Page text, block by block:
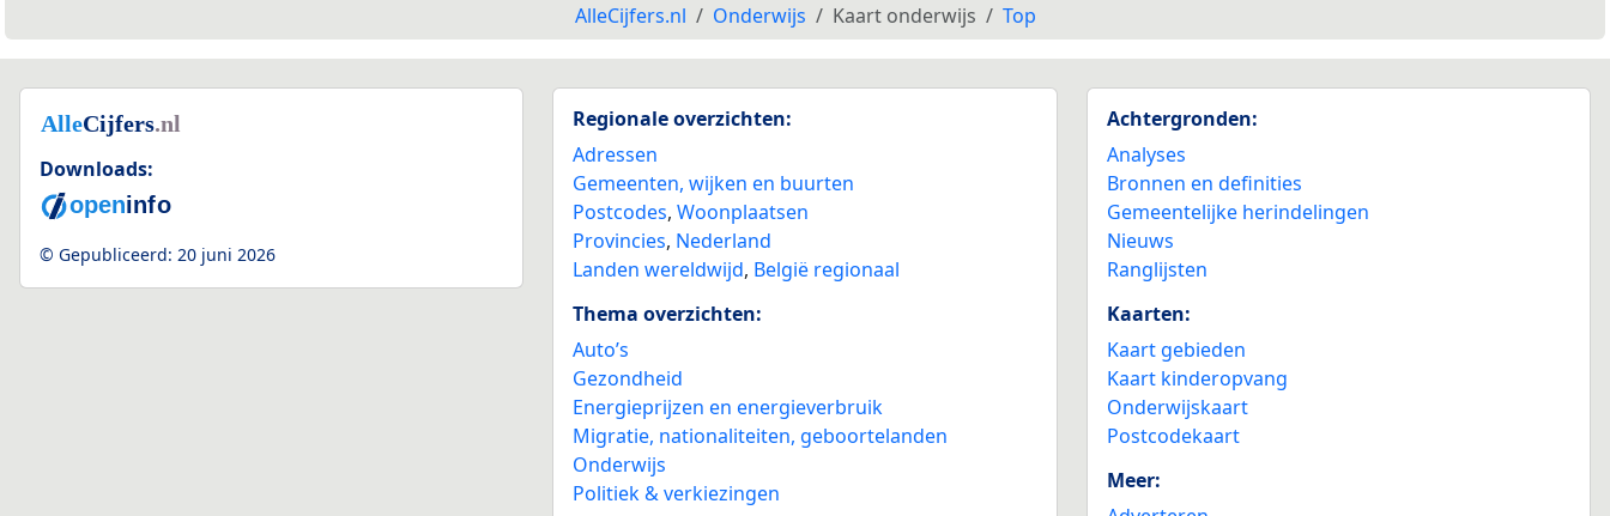
AlleCijfers.nl Onderwijs Kaart onderwijs Top
Downloads:
© Gepubliceerd: 20 juni 2026
Regionale overzichten:
Adressen
Gemeenten, wijken en buurten
Postcodes,Woonplaatsen
Provincies, Nederland
Landen wereldwijd, België regionaal
Thema overzichten:
Auto’s
Gezondheid
Energieprijzen en energieverbruik
Migratie, nationaliteiten, geboortelanden
Onderwijs
Politiek & verkiezingen
Achtergronden:
Analyses
Bronnen en definities
Gemeentelijke herindelingen
Nieuws
Ranglijsten
Kaarten:
Kaart gebieden
Kaart kinderopvang
Onderwijskaart
Postcodekaart
Meer: